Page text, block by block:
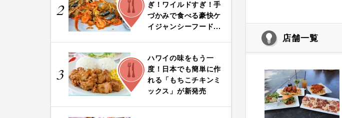
店舗一覧
2
ぎ！ワイルドすぎ！手
づかみで食べる豪快ケ
イジャンシーフード...
3
FOOD
ハワイの味をもう一
度！日本でも簡単に作
れる「もちこチキンミ
ックス」が新発売